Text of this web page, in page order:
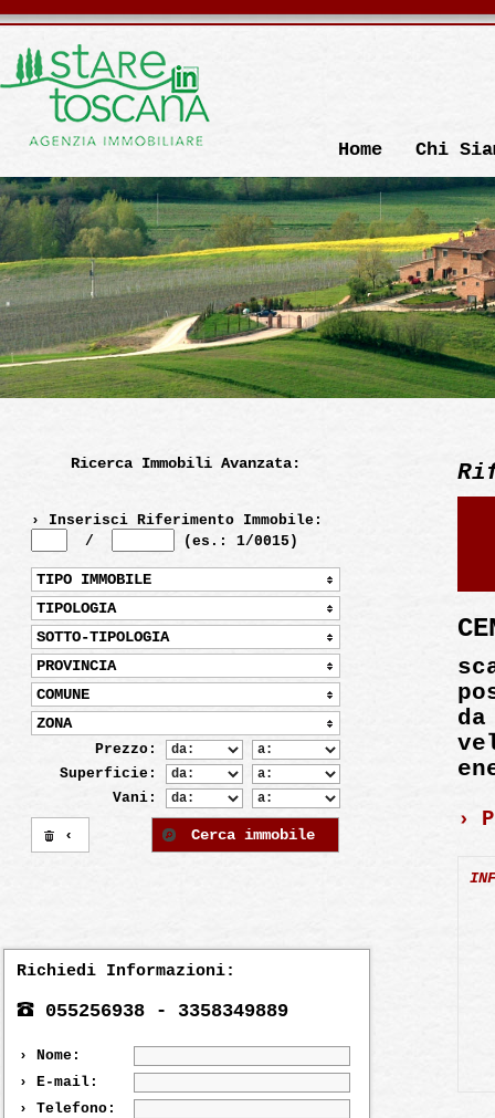
Home Chi
Ricerca Immobili Avanzata:
› Inserisci Riferimento Immobile:
/
(es.: 1/0015)
TIPO IMMOBILE
TIPOLOGIA
SOTTO-TIPOLOGIA
PROVINCIA
COMUNE
ZONA
Prezzo:
Superficie:
Vani:
‹ Cerca immobile
Richiedi Informazioni:
055256938 - 3358349889
› Nome:
› E-mail:
› Telefono:
›